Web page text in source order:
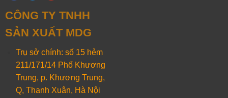
CÔNG TY TNHH
SẢN XUẤT MDG
Trụ sở chính: số 15 hẻm
211/171/14 Phố Khương
Trung, p. Khương Trung,
Q, Thanh Xuân, Hà Nội